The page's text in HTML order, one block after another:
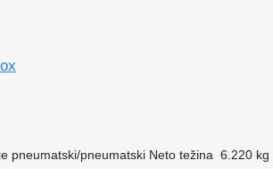
pneumatski/pneumatski Neto težina 6.220 kg